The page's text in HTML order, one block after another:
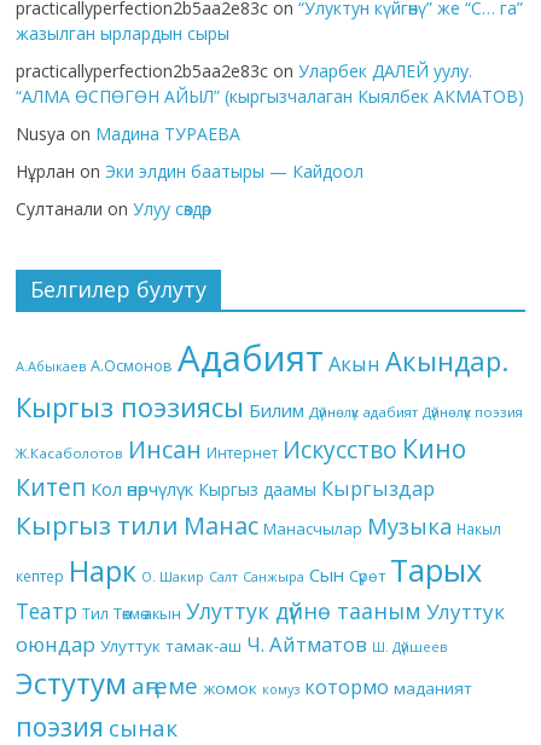
practicallyperfection2b5aa2e83c on“Улуктун күйгөнү” же “С… га”
жазылган ырлардын сыры
practicallyperfection2b5aa2e83c onУларбек ДАЛЕЙ уулу.
“АЛМА ӨСПӨГӨН АЙЫЛ” (кыргызчалаган Кыялбек АКМАТОВ)
Nusya on Мадина ТУРАЕВА
Нұрлан on Эки элдин баатыры — Кайдоол
Султанали onУлуу сөздөр
Белгилер булуту
А.Абыкаев А.Осмонов Адабият Акын Акындар.
Кыргыз поэзиясы Билим Дүйнөлүк адабият Дүйнөлүк поэзия
Ж.Касаболотов Инсан Интернет Искусство Кино
Китеп Кол өнөрчүлүк Кыргыз даамы Кыргыздар
Кыргыз тили Манас Манасчылар Музыка Накыл
кептер Нарк О. Шакир Салт Санжыра Сын Сүрөт Тарых
Театр Тил Төкмө акын Улуттук дүйнө тааным Улуттук
оюндар Улуттук тамак-аш Ч. Айтматов Ш. Дүйшеев
Эстутум аңгеме жомок комуз котормо маданият
поэзия сынак